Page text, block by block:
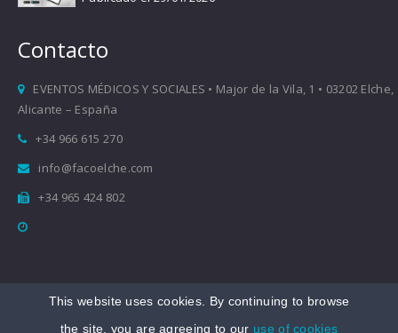
Contacto
EVENTOS MÉDICOS Y SOCIALES • Major de la Vila, 1 • 03202 Elche,
Alicante – España
+34 966 615 270
info@facoelche.com
+34 965 424 802
Copyright © 2008-2026 FacoElche
This website uses cookies. By continuing to browse
the site, you are agreeing to our use of cookies